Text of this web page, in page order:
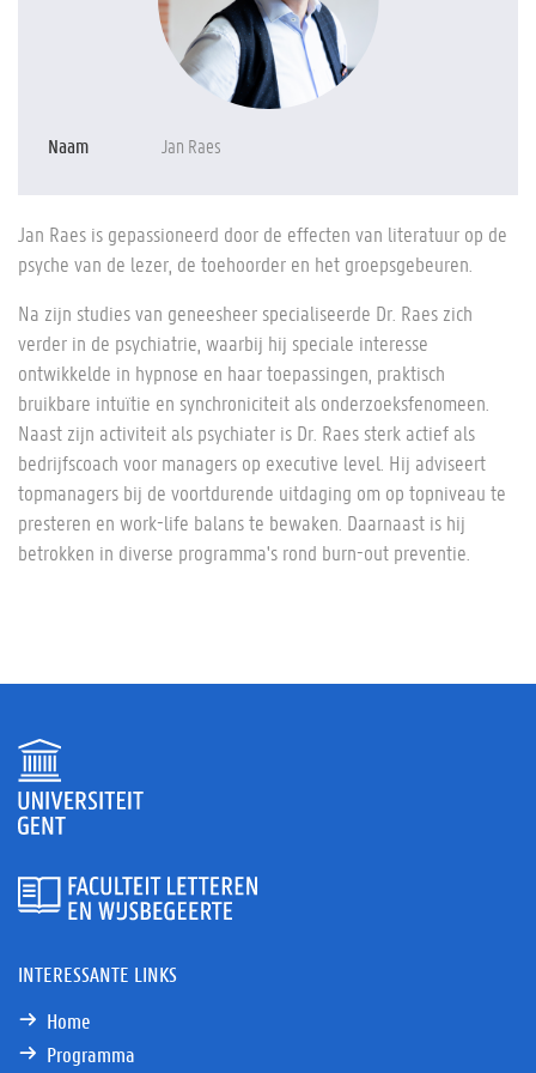
Naam Jan Raes
Jan Raes is gepassioneerd door de effecten van literatuur op de
psyche van de lezer, de toehoorder en het groepsgebeuren.
Na zijn studies van geneesheer specialiseerde Dr. Raes zich
verder in de psychiatrie, waarbij hij speciale interesse
ontwikkelde in hypnose en haar toepassingen, praktisch
bruikbare intuïtie en synchroniciteit als onderzoeksfenomeen.
Naast zijn activiteit als psychiater is Dr. Raes sterk actief als
bedrijfscoach voor managers op executive level. Hij adviseert
topmanagers bij de voortdurende uitdaging om op topniveau te
presteren en work-life balans te bewaken. Daarnaast is hij
betrokken in diverse programma's rond burn-out preventie.
INTERESSANTE LINKS
Home
Programma